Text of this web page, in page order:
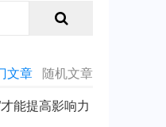
文章 随机文章
能提高影响力